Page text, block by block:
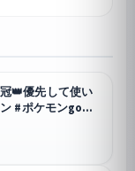
👑優先して使い
#ポケモンgo